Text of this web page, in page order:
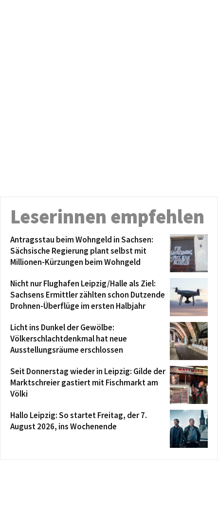
Leserinnen empfehlen
Antragsstau beim Wohngeld in Sachsen:
Sächsische Regierung plant selbst mit
Millionen-Kürzungen beim Wohngeld
Nicht nur Flughafen Leipzig/Halle als Ziel:
Sachsens Ermittler zählten schon Dutzende
Drohnen-Überflüge im ersten Halbjahr
Licht ins Dunkel der Gewölbe:
Völkerschlachtdenkmal hat neue
Ausstellungsräume erschlossen
Seit Donnerstag wieder in Leipzig: Gilde der
Marktschreier gastiert mit Fischmarkt am
Völki
Hallo Leipzig: So startet Freitag, der 7.
August 2026, ins Wochenende